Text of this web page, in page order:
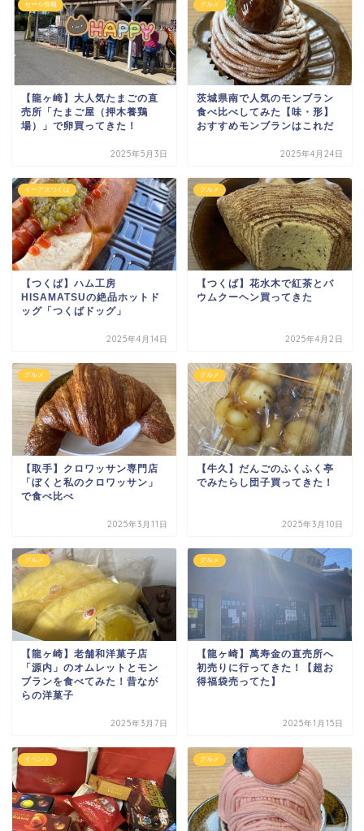
セール情報
【龍ヶ崎】大人気たまごの直
売所「たまご屋（押木養鶏
場）」で卵買ってきた！
2025年5月3日
グルメ
茨城県南で人気のモンブラン
食べ比べしてみた【味・形】
おすすめモンブランはこれだ
2025年4月24日
イーアスつくば
【つくば】ハム工房
HISAMATSUの絶品ホットド
ッグ「つくばドッグ」
2025年4月14日
グルメ
【つくば】花水木で紅茶とバ
ウムクーヘン買ってきた
2025年4月2日
グルメ
【取手】クロワッサン専門店
「ぼくと私のクロワッサン」
で食べ比べ
2025年3月11日
グルメ
【牛久】だんごのふくふく亭
でみたらし団子買ってきた！
2025年3月10日
グルメ
【龍ヶ崎】老舗和洋菓子店
「源内」のオムレットとモン
ブランを食べてみた！昔なが
らの洋菓子
2025年3月7日
グルメ
【龍ヶ崎】萬寿金の直売所へ
初売りに行ってきた！【超お
得福袋売ってた】
2025年1月15日
イベント グルメ